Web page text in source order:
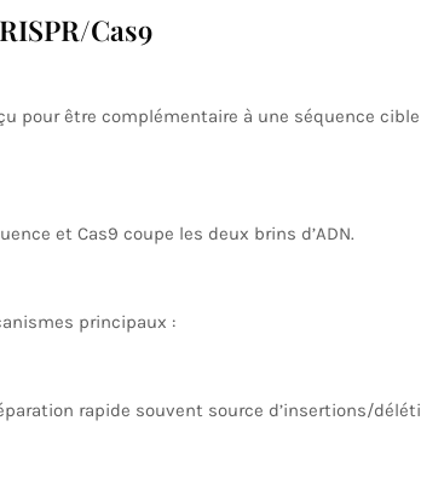
Cas9
pour être complémentaire à une séquence
et Cas9 coupe les deux brins d’ADN.
principaux :
rapide souvent source d’insertions/